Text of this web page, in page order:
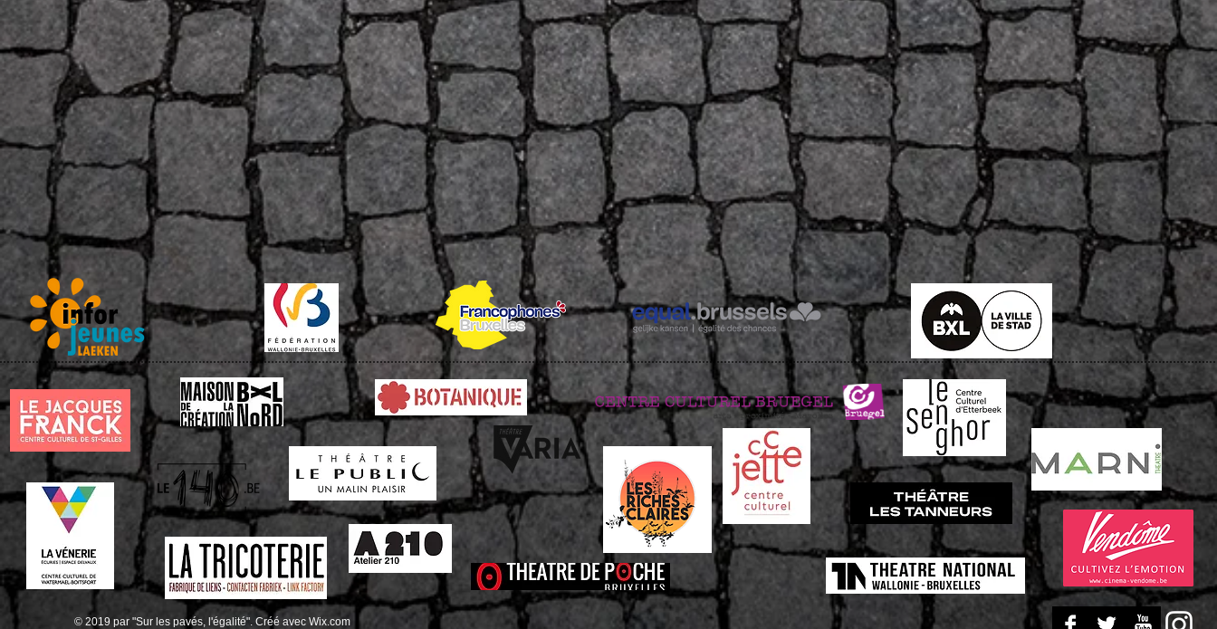
© 2019 par "Sur les pavés, l'égalité". Créé avec Wix.com